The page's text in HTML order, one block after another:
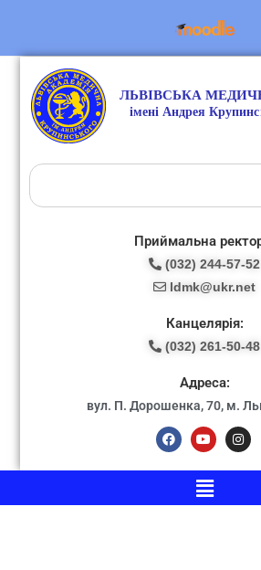
Приймальна
(032) 244-57-52
ldmk@ukr.net
Канцелярія:
(032) 261-50-48
Адреса:
вул. П. Дорошенка, 70, м.